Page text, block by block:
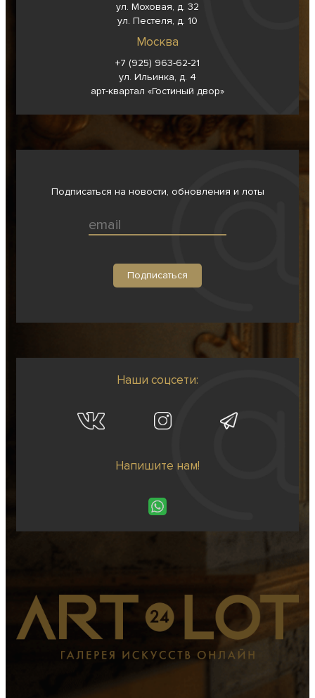
ул. Моховая, д. 32
ул. Пестеля, д. 10
Москва
+7 (925) 963-62-21
ул. Ильинка, д. 4
арт-квартал «Гостиный двор»
Подписаться на новости, обновления и лоты
Наши соцсети:
Напишите нам!